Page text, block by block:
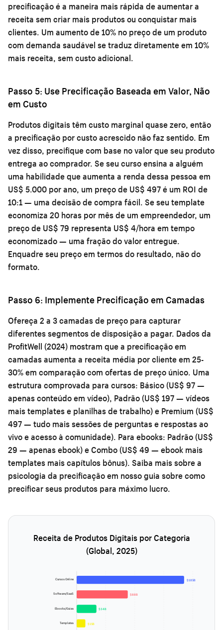
precificação é a maneira mais rápida de aumentar a
receita sem criar mais produtos ou conquistar mais
clientes. Um aumento de 10% no preço de um produto
com demanda saudável se traduz diretamente em 10%
mais receita, sem custo adicional.
Passo 5: Use Precificação Baseada em Valor, Não
em Custo
Produtos digitais têm custo marginal quase zero, então
a precificação por custo acrescido não faz sentido. Em
vez disso, precifique com base no valor que seu produto
entrega ao comprador. Se seu curso ensina a alguém
uma habilidade que aumenta a renda dessa pessoa em
US$ 5.000 por ano, um preço de US$ 497 é um ROI de
10:1 — uma decisão de compra fácil. Se seu template
economiza 20 horas por mês de um empreendedor, um
preço de US$ 79 representa US$ 4/hora em tempo
economizado — uma fração do valor entregue.
Enquadre seu preço em termos do resultado, não do
formato.
Passo 6: Implemente Precificação em Camadas
Ofereça 2 a 3 camadas de preço para capturar
diferentes segmentos de disposição a pagar. Dados da
ProfitWell (2024) mostram que a precificação em
camadas aumenta a receita média por cliente em 25-
30% em comparação com ofertas de preço único. Uma
estrutura comprovada para cursos: Básico (US$ 97 —
apenas conteúdo em vídeo), Padrão (US$ 197 — vídeos
mais templates e planilhas de trabalho) e Premium (US$
497 — tudo mais sessões de perguntas e respostas ao
vivo e acesso à comunidade). Para ebooks: Padrão (US$
29 — apenas ebook) e Combo (US$ 49 — ebook mais
templates mais capítulos bônus). Saiba mais sobre a
psicologia da precificação em nosso guia sobrecomo
precificar seus produtos para máximo lucro.
Receita de Produtos Digitais por Categoria
(Global, 2025)
Cursos Online $185B
Software/SaaS $88B
Ebooks/Guias $34B
Templates $15B